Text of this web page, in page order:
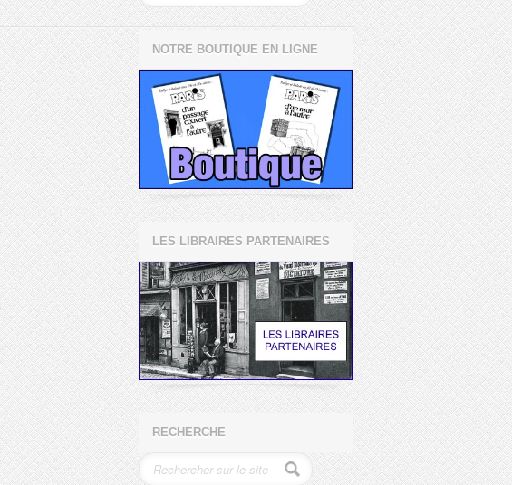
NOTRE BOUTIQUE EN LIGNE
LES LIBRAIRES PARTENAIRES
RECHERCHE